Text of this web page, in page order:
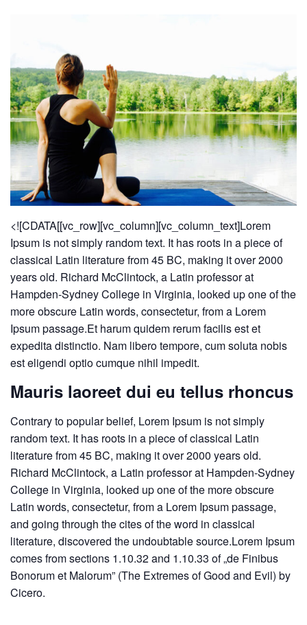
<![CDATA[[vc_row][vc_column][vc_column_text]Lorem
Ipsum is not simply random text. It has roots in a piece of
classical Latin literature from 45 BC, making it over 2000
years old. Richard McClintock, a Latin professor at
Hampden-Sydney College in Virginia, looked up one of the
more obscure Latin words, consectetur, from a Lorem
Ipsum passage.Et harum quidem rerum facilis est et
expedita distinctio. Nam libero tempore, cum soluta nobis
est eligendi optio cumque nihil impedit.
Mauris laoreet dui eu tellus rhoncus
Contrary to popular belief, Lorem Ipsum is not simply
random text. It has roots in a piece of classical Latin
literature from 45 BC, making it over 2000 years old.
Richard McClintock, a Latin professor at Hampden-Sydney
College in Virginia, looked up one of the more obscure
Latin words, consectetur, from a Lorem Ipsum passage,
and going through the cites of the word in classical
literature, discovered the undoubtable source.Lorem Ipsum
comes from sections 1.10.32 and 1.10.33 of „de Finibus
Bonorum et Malorum” (The Extremes of Good and Evil) by
Cicero.